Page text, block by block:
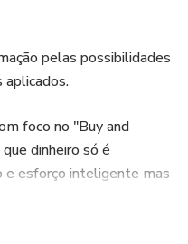
pelas possibilidades
aplicados.
foco no "Buy and
dinheiro só é
e esforço inteligente mas
passiva.